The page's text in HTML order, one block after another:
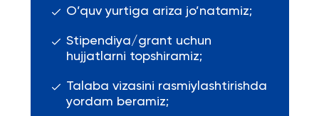
O’quv yurtiga ariza jo’natamiz;
Stipendiya/grant uchun
hujjatlarni topshiramiz;
Talaba vizasini rasmiylashtirishda
yordam beramiz;